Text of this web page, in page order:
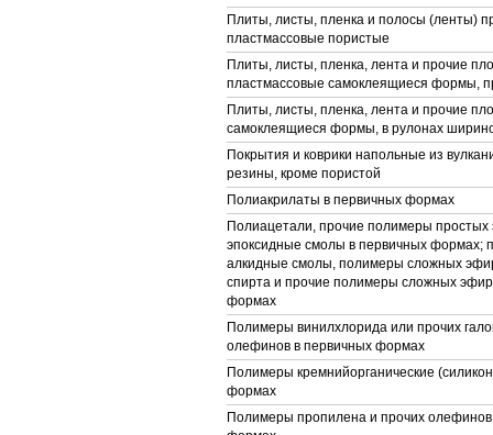
Плиты, листы, пленка и полосы (ленты)
пластмассовые пористые
Плиты, листы, пленка, лента и прочие
пластмассовые самоклеящиеся формы,
Плиты, листы, пленка, лента и прочие
самоклеящиеся формы, в рулонах
Покрытия и коврики напольные из
резины, кроме пористой
Полиакрилаты в первичных формах
Полиацетали, прочие полимеры простых
эпоксидные смолы в первичных формах;
алкидные смолы, полимеры сложных
спирта и прочие полимеры сложных
формах
Полимеры винилхлорида или прочих
олефинов в первичных формах
Полимеры кремнийорганические
формах
Полимеры пропилена и прочих